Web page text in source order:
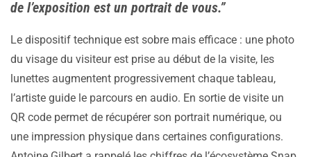
de l’exposition est un portrait de vous.”
Le dispositif technique est sobre mais efficace : une photo
du visage du visiteur est prise au début de la visite, les
lunettes augmentent progressivement chaque tableau,
l’artiste guide le parcours en audio. En sortie de visite un
QR code permet de récupérer son portrait numérique, ou
une impression physique dans certaines configurations.